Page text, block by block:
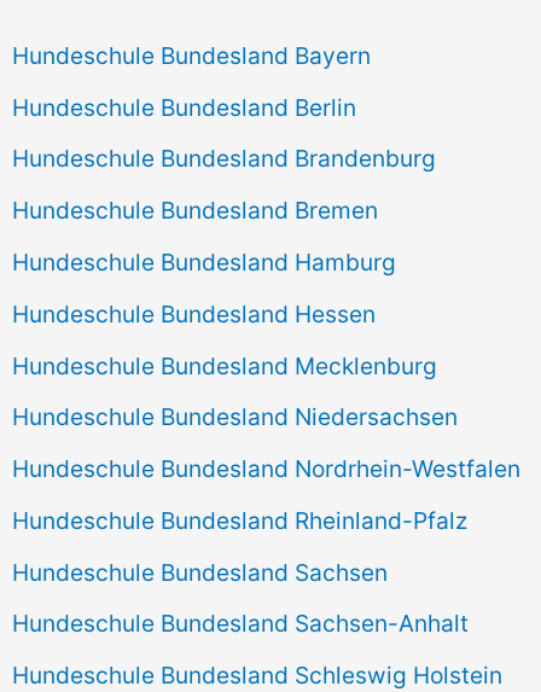
Hundeschule Bundesland Bayern
Hundeschule Bundesland Berlin
Hundeschule Bundesland Brandenburg
Hundeschule Bundesland Bremen
Hundeschule Bundesland Hamburg
Hundeschule Bundesland Hessen
Hundeschule Bundesland Mecklenburg
Hundeschule Bundesland Niedersachsen
Hundeschule Bundesland Nordrhein-Westfalen
Hundeschule Bundesland Rheinland-Pfalz
Hundeschule Bundesland Sachsen
Hundeschule Bundesland Sachsen-Anhalt
Hundeschule Bundesland Schleswig Holstein